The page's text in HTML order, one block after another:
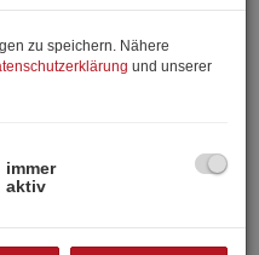
Traumobjekt
im begehrten 13. Bezirk
zu speichern. Nähere
und unserer
immer
aktiv